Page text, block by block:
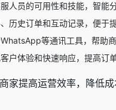
人员的可用性和技能，智能
历史订单和互动记录，便于
等通讯工具，帮助
户体验和快速响应，提高订
家提高运营效率，降低